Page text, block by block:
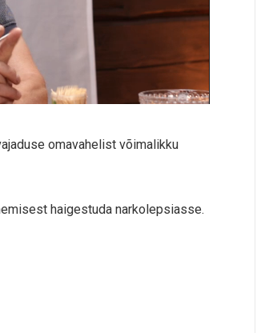
omavahelist võimalikku
haigestuda narkolepsiasse.